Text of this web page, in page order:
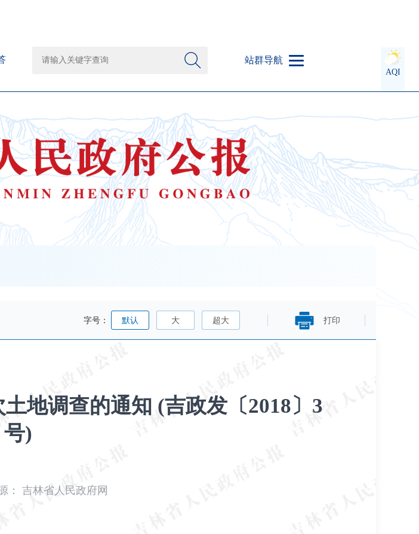
站群导航
AQI
打印
字号： 默认 大 超大
地调查的通知 (吉政发〔2018〕3
号)
： 吉林省人民政府网